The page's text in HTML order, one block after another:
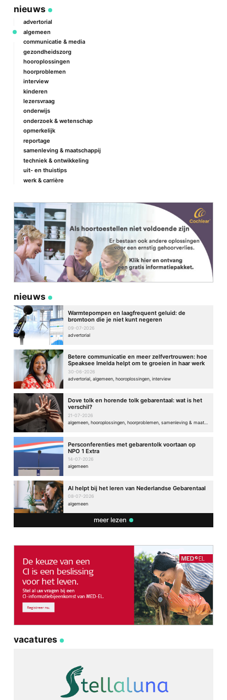
nieuws
advertorial
algemeen
communicatie & media
gezondheidszorg
hooroplossingen
hoorproblemen
interview
kinderen
lezersvraag
onderwijs
onderzoek & wetenschap
opmerkelijk
reportage
samenleving & maatschappij
techniek & ontwikkeling
uit- en thuistips
werk & carrière
nieuws
Warmtepompen en laagfrequent geluid: de
bromtoon die je niet kunt negeren
09-07-2026
advertorial
Betere communicatie en meer zelfvertrouwen: hoe
Speaksee Imelda helpt om te groeien in haar werk
30-06-2026
advertorial, algemeen, hooroplossingen, interview
Dove tolk en horende tolk gebarentaal: wat is het
verschil?
21-07-2026
algemeen, hooroplossingen, hoorproblemen, samenleving & maatschappij
Persconferenties met gebarentolk voortaan op
NPO 1 Extra
14-07-2026
algemeen
AI helpt bij het leren van Nederlandse Gebarentaal
08-07-2026
algemeen
meer lezen
vacatures